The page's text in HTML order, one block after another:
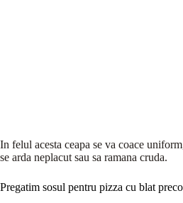
In felul acesta ceapa se va coace
se arda neplacut sau sa ramana cruda.
Pregatim sosul pentru pizza cu blat